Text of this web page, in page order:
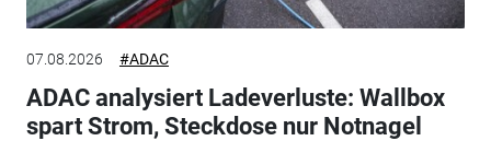
07.08.2026 #ADAC
ADAC analysiert Ladeverluste: Wallbox
spart Strom, Steckdose nur Notnagel